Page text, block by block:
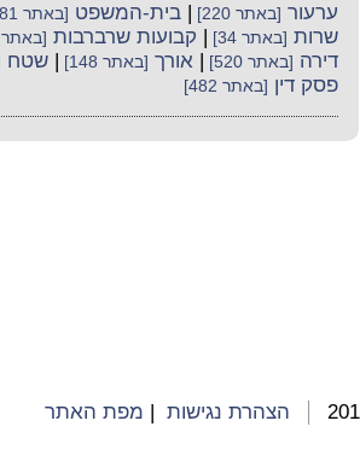
ערעור [באתר 220] | בית-המשפט [באתר 281]
שרות [באתר 34] | קבועות שרברבות [באתר 63]
דירה [באתר 520] | אורך [באתר 148] | שטח
פסק דין [באתר 482]
הצהרת נגישות | מפת האתר